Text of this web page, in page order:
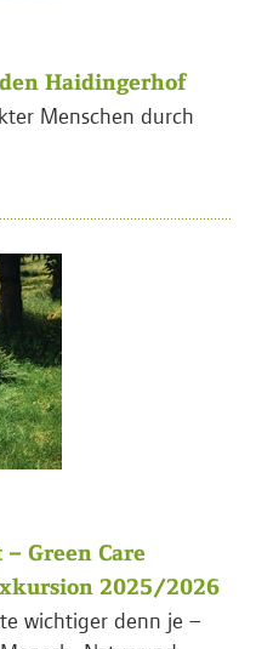
Haidingerhof
Menschen durch
Green Care
2025/2026
wichtiger denn je –